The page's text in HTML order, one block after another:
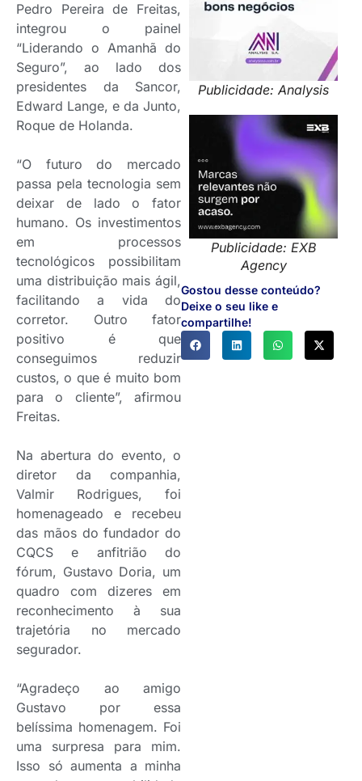
Publicidade: Analysis
Publicidade: EXB
Agency
Gostou desse conteúdo?
Deixe o seu like e
compartilhe!
Pedro Pereira de Freitas,
integrou o painel
“Liderando o Amanhã do
Seguro”, ao lado dos
presidentes da Sancor,
Edward Lange, e da Junto,
Roque de Holanda.
“O futuro do mercado
passa pela tecnologia sem
deixar de lado o fator
humano. Os investimentos
em processos
tecnológicos possibilitam
uma distribuição mais ágil,
facilitando a vida do
corretor. Outro fator
positivo é que
conseguimos reduzir
custos, o que é muito bom
para o cliente”, afirmou
Freitas.
Na abertura do evento, o
diretor da companhia,
Valmir Rodrigues, foi
homenageado e recebeu
das mãos do fundador do
CQCS e anfitrião do
fórum, Gustavo Doria, um
quadro com dizeres em
reconhecimento à sua
trajetória no mercado
segurador.
“Agradeço ao amigo
Gustavo por essa
belíssima homenagem. Foi
uma surpresa para mim.
Isso só aumenta a minha